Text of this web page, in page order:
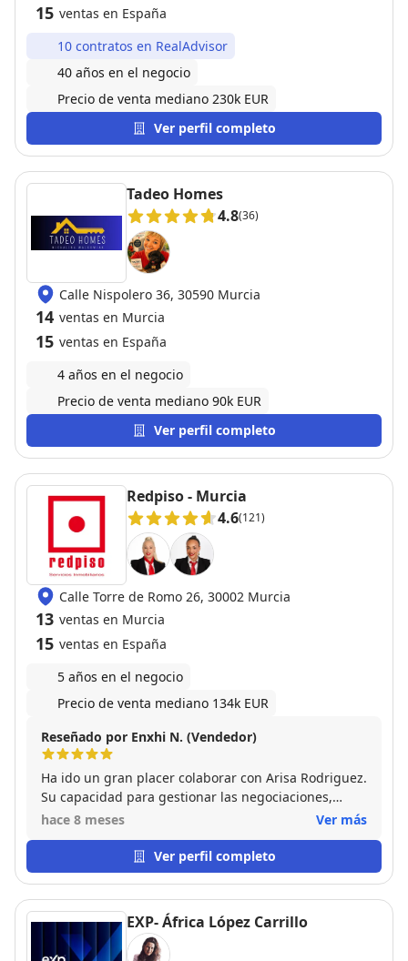
15 ventas en España
10 contratos en RealAdvisor
40 años en el negocio
Precio de venta mediano 230k EUR
Ver perfil completo
Tadeo Homes
4.8(36)
Calle Nispolero 36, 30590 Murcia
14 ventas en Murcia
15 ventas en España
4 años en el negocio
Precio de venta mediano 90k EUR
Ver perfil completo
Redpiso - Murcia
4.6(121)
Calle Torre de Romo 26, 30002 Murcia
13 ventas en Murcia
15 ventas en España
5 años en el negocio
Precio de venta mediano 134k EUR
Reseñado por Enxhi N. (Vendedor)
Ha ido un gran placer colaborar con Arisa Rodriguez.
Su capacidad para gestionar las negociaciones,
junto con su amabilidad, transparencia y
más sencilla de lo que podía imaginar. Me sentí
acompañada en cada etapa, con la seguridad de
absolutamente positiva!
hace 8 meses Ver más
Ver perfil completo
EXP- África López Carrillo